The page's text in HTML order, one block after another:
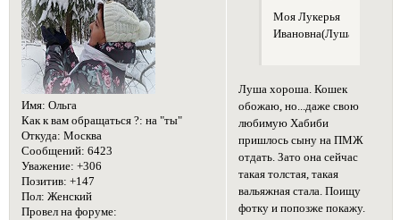
Имя: Ольга
Как к вам обращаться ?: на "ты"
Откуда: Москва
Сообщений: 6423
Уважение: +306
Позитив: +147
Пол: Женский
Провел на форуме:
Моя Лукерья
Ивановна(Луша)
Луша хороша. Кошек
обожаю, но...даже свою
любимую Хабиби
пришлось сыну на ПМЖ
отдать. Зато она сейчас
такая толстая, такая
вальяжная стала. Поищу
фотку и попозже покажу.